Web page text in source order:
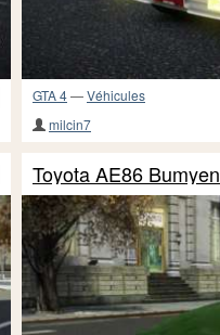
GTA 4—Véhicules
milcin7
Toyota AE86 Bumyen